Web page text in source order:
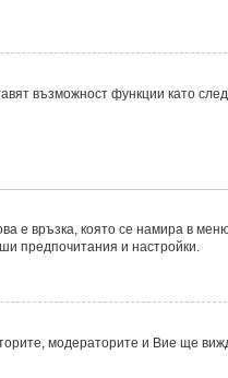
възможност функции като
е връзка, която се намира в
предпочитания и настройки.
модераторите и Вие ще